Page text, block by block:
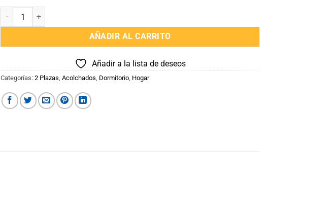
Acolchado Corderito 2 plazas Queen Color Negro cantidad
AÑADIR AL CARRITO
Añadir a la lista de deseos
Categorías: 2 Plazas, Acolchados, Dormitorio, Hogar